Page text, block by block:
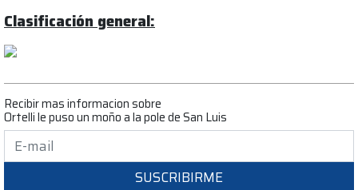
Clasificación general:
Recibir mas informacion sobre
Ortelli le puso un moño a la pole de San Luis
SUSCRIBIRME